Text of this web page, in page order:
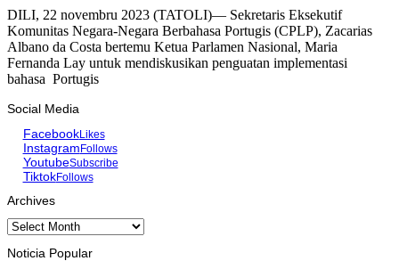
DILI, 22 novembru 2023 (TATOLI)— Sekretaris Eksekutif
Komunitas Negara-Negara Berbahasa Portugis (CPLP), Zacarias
Albano da Costa bertemu Ketua Parlamen Nasional, Maria
Fernanda Lay untuk mendiskusikan penguatan implementasi
bahasa Portugis
Social Media
FacebookLikes
InstagramFollows
YoutubeSubscribe
TiktokFollows
Archives
Archives
Noticia Popular